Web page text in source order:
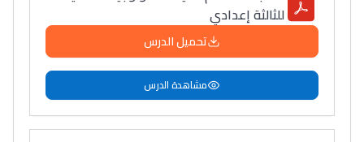
للثالثة إعدادي
تحميل الدرس
مشاهدة الدرس